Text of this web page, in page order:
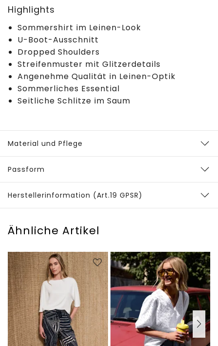
Highlights
Sommershirt im Leinen-Look
U-Boot-Ausschnitt
Dropped Shoulders
Streifenmuster mit Glitzerdetails
Angenehme Qualität in Leinen-Optik
Sommerliches Essential
Seitliche Schlitze im Saum
Material und Pflege
Passform
Herstellerinformation (Art.19 GPSR)
Ähnliche Artikel